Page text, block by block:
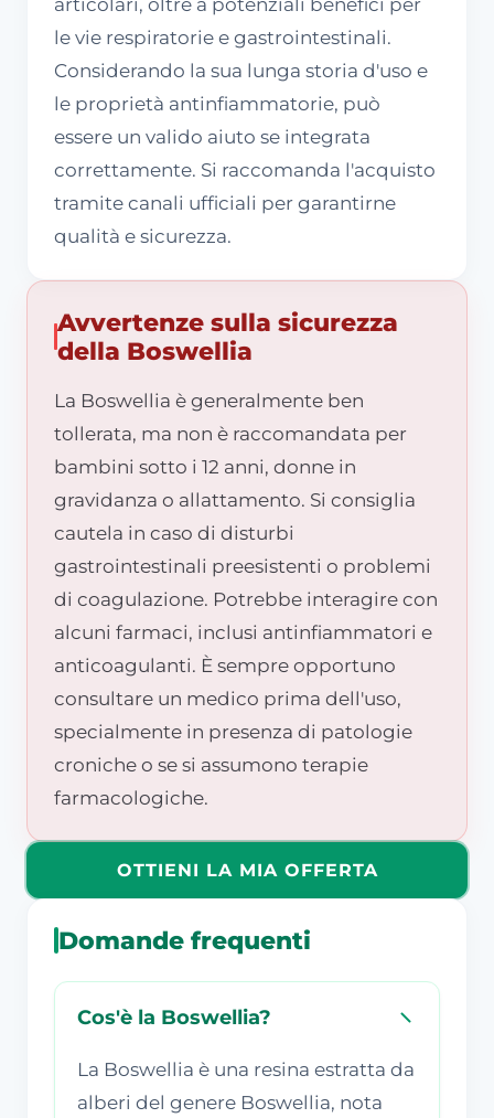
le vie respiratorie e gastrointestinali.
Considerando la sua lunga storia d'uso e
le proprietà antinfiammatorie, può
essere un valido aiuto se integrata
correttamente. Si raccomanda l'acquisto
tramite canali ufficiali per garantirne
qualità e sicurezza.
Avvertenze sulla sicurezza
della Boswellia
La Boswellia è generalmente ben
tollerata, ma non è raccomandata per
bambini sotto i 12 anni, donne in
gravidanza o allattamento. Si consiglia
cautela in caso di disturbi
gastrointestinali preesistenti o problemi
di coagulazione. Potrebbe interagire con
alcuni farmaci, inclusi antinfiammatori e
anticoagulanti. È sempre opportuno
consultare un medico prima dell'uso,
specialmente in presenza di patologie
croniche o se si assumono terapie
farmacologiche.
OTTIENI LA MIA OFFERTA
Domande frequenti
Cos'è la Boswellia?
La Boswellia è una resina estratta da
alberi del genere Boswellia, nota